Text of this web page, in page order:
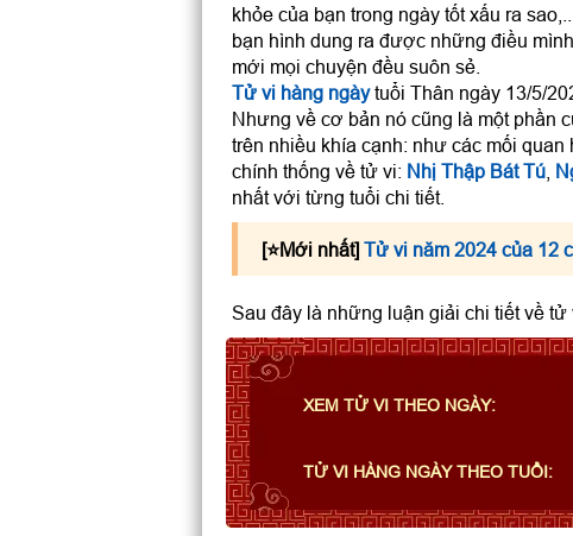
khỏe của bạn trong ngày tốt xấu ra
bạn hình dung ra được những điều
mới mọi chuyện đều suôn sẻ.
Tử vi hàng ngàytuổi Thân ngày 13/5/
Nhưng về cơ bản nó cũng là một phần
trên nhiều khía cạnh: như các mối
chính thống về tử vi: Nhị Thập Bát Tú,
nhất với từng tuổi chi tiết.
[⭐️Mới nhất] Tử vi năm 2024 của 12
Sau đây là những luận giải chi tiết về
XEM TỬ VI THEO NGÀY:
TỬ VI HÀNG NGÀY THEO TUỔI: